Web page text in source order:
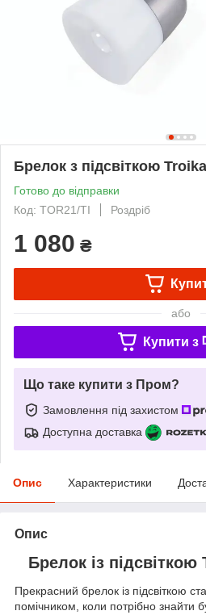
Брелок з підсвіткою
Готово до відправки
Код: TOR21/TI
Роздріб
1 080 ₴
або
Купити з
Що таке купити з Пром?
Замовлення під захистом
Доступна доставка
Опис Характеристики
Опис
Брелок із
Прекрасний брелок із підсвіткою
помічником, коли потрібно знайти